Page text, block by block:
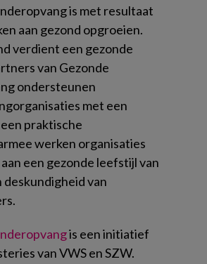
is met resultaat
aan gezond opgroeien.
verdient een gezonde
van Gezonde
ondersteunen
met een
praktische
werken organisaties
een gezonde leefstijl van
deskundigheid van
is een initiatief
van VWS en SZW.